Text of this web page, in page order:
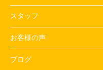
スタッフ
お客様の声
ブログ